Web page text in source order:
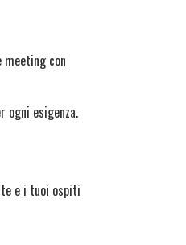
con
ogni esigenza.
e i tuoi ospiti